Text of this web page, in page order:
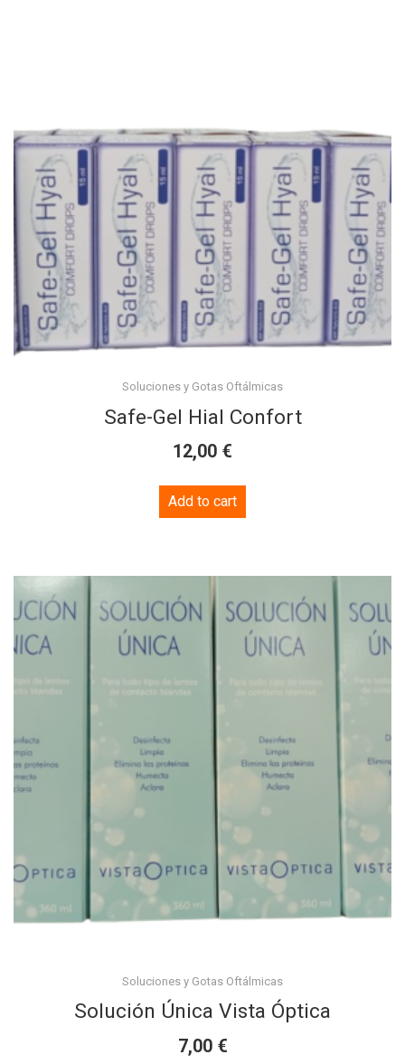
Soluciones y Gotas Oftálmicas
Safe-Gel Hial Confort
12,00 €
Add to cart
Soluciones y Gotas Oftálmicas
Solución Única Vista Óptica
7,00 €